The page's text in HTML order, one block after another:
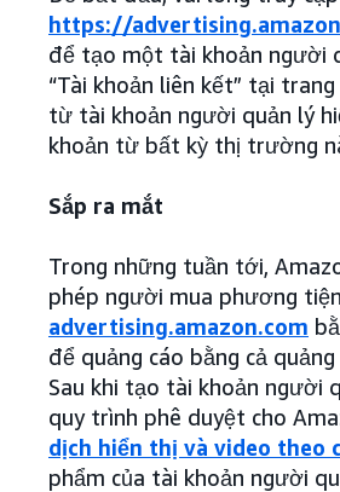
https://
để tạo một tài khoản người
“Tài khoản liên kết” tại
từ tài khoản người quản lý
khoản từ bất kỳ thị trường
Sắp ra mắt
Trong những tuần tới,
phép người mua phương
advertising.amazon.com
để quảng cáo bằng cả
Sau khi tạo tài khoản người
quy trình phê duyệt cho
dịch hiển thị và video theo
phẩm của tài khoản người